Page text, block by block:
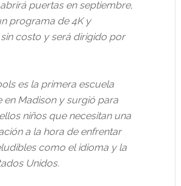
puertas en septiembre,
programa de 4K y
costo y será dirigido por
es la primera escuela
en Madison y surgió para
niños que necesitan una
a la hora de enfrentar
como el idioma y la
Unidos.